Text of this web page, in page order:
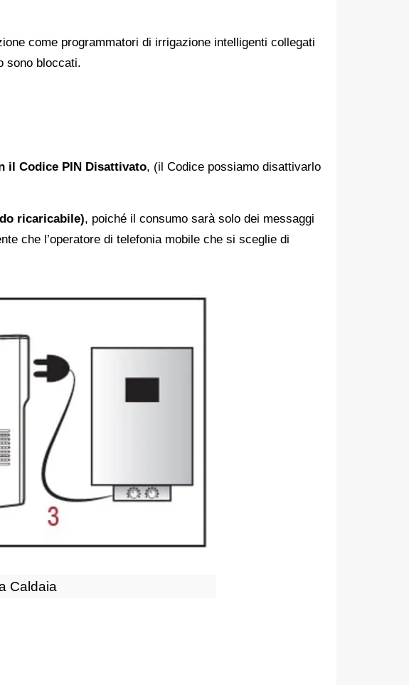
come programmatori di irrigazione intelligenti collegati
sono bloccati.
il Codice PIN Disattivato, (il Codice possiamo disattivarlo
ricaricabile), poiché il consumo sarà solo dei messaggi
che l’operatore di telefonia mobile che si sceglie di
Caldaia